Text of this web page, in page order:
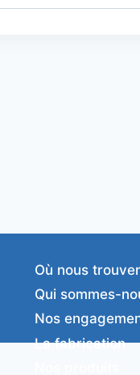
Où nous
Qui sommes-
Nos
La fabrication